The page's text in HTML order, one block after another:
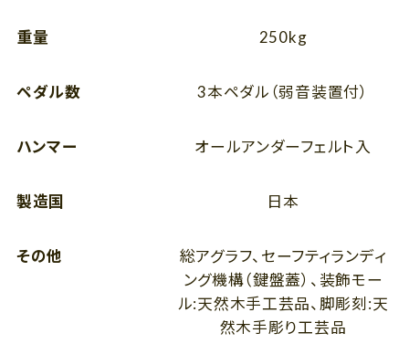
重量 250kg
ペダル数 3本ペダル（弱音装置付）
ハンマー オールアンダーフェルト入
製造国 日本
その他
総アグラフ、セーフティランディ
ング機構（鍵盤蓋）、装飾モー
ル:天然木手工芸品、脚彫刻:天
然木手彫り工芸品